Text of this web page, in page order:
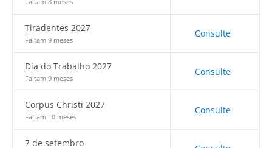
Tiradentes 2027
Faltam 9 meses
Consulte
Dia do Trabalho 2027
Faltam 9 meses
Consulte
Corpus Christi 2027
Faltam 10 meses
Consulte
7 de setembro